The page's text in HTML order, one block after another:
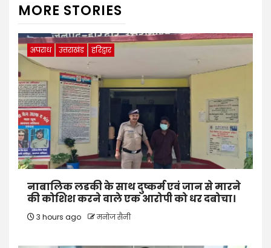
MORE STORIES
अपराध उत्तराखंड हरिद्वार
नाबालिक लडकी के साथ दुष्कर्म एवं जान से मारने
की कोशिश करने वाले एक आरोपी को धर दबोचा।
3 hours ago मनोज सैनी